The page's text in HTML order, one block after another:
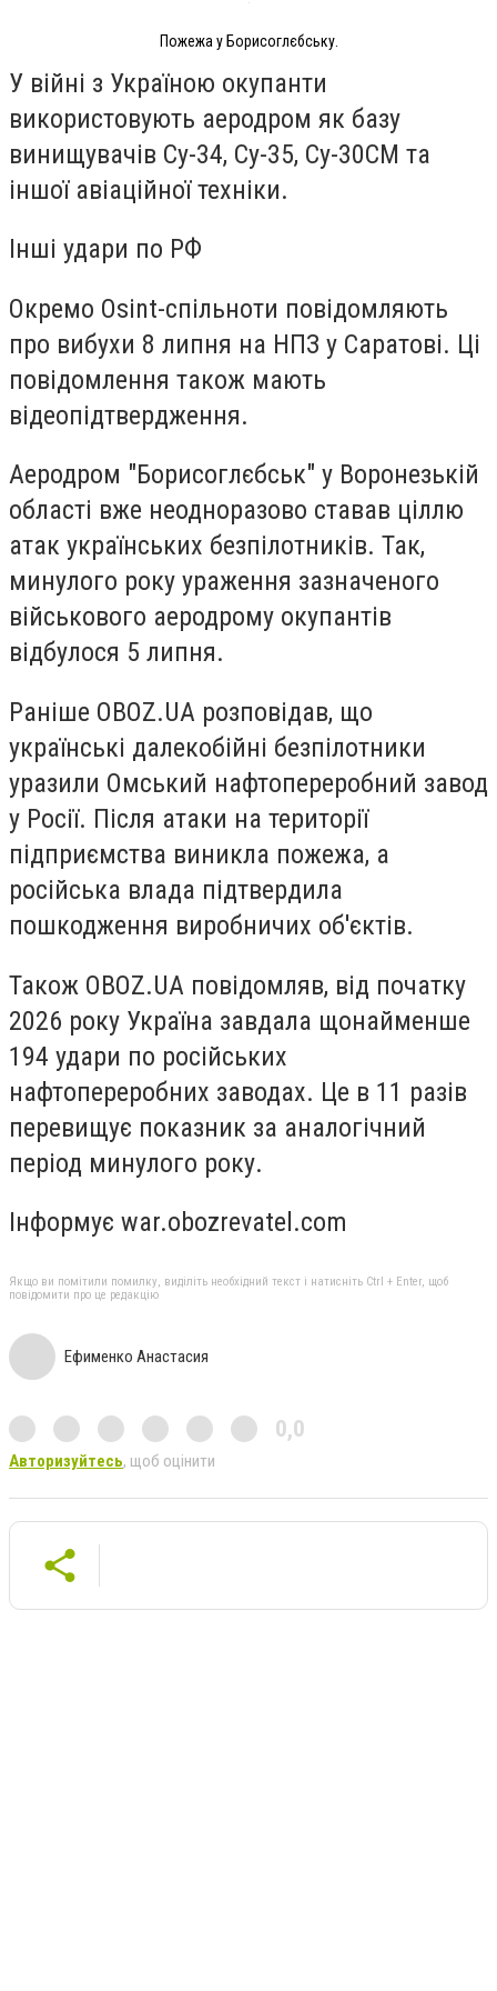
Пожежа у Борисоглєбську.
У війні з Україною окупанти
використовують аеродром як базу
винищувачів Су-34, Су-35, Су-30СМ та
іншої авіаційної техніки.
Інші удари по РФ
Окремо Osint-спільноти повідомляють
про вибухи 8 липня на НПЗ у Саратові. Ці
повідомлення також мають
відеопідтвердження.
Аеродром "Борисоглєбськ" у Воронезькій
області вже неодноразово ставав ціллю
атак українських безпілотників. Так,
минулого року ураження зазначеного
військового аеродрому окупантів
відбулося 5 липня.
Раніше OBOZ.UA розповідав, що
українські далекобійні безпілотники
уразили Омський нафтопереробний завод
у Росії. Після атаки на території
підприємства виникла пожежа, а
російська влада підтвердила
пошкодження виробничих об'єктів.
Також OBOZ.UA повідомляв, від початку
2026 року Україна завдала щонайменше
194 удари по російських
нафтопереробних заводах. Це в 11 разів
перевищує показник за аналогічний
період минулого року.
Інформує war.obozrevatel.com
Якщо ви помітили помилку, виділіть необхідний текст і натисніть Ctrl + Enter, щоб
повідомити про це редакцію
Ефименко Анастасия
0,0
Авторизуйтесь, щоб оцінити